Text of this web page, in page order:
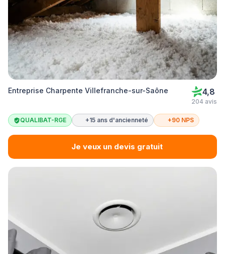
Entreprise Charpente Villefranche-sur-Saône 4,8
204 avis
QUALIBAT-RGE +15 ans d'ancienneté +90 NPS
Je veux un devis gratuit